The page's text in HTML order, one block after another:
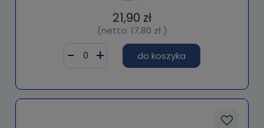
21,90 zł
(netto: 17,80 zł)
do koszyka